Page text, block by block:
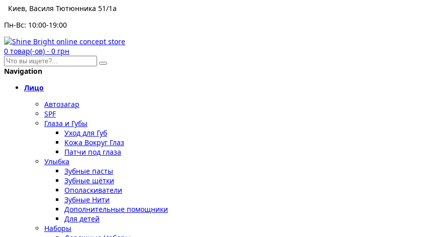
Киев, Василя Тютюнника 51/1а
Пн-Вс: 10:00-19:00
0 товар(-ов) - 0 грн
Navigation
Лицо
Автозагар
SPF
Глаза и Губы
Уход для Губ
Кожа Вокруг Глаз
Патчи под глаза
Улыбка
Зубные пасты
Зубные щётки
Ополаскиватели
Зубные Нити
Дополнительные помощники
Для детей
Наборы